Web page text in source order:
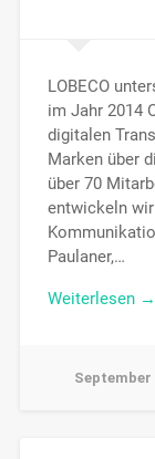
LOBECO
im Jahr 2014
digitalen
Marken über
über 70
entwickeln
Paulaner,…
Weiterlesen →
September